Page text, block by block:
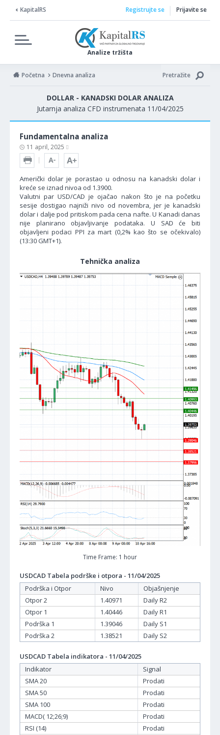
KapitalRS
Analize tržišta
Registrujte se Prijavite se
Početna Dnevna analiza Pretražite
DOLLAR - KANADSKI DOLAR ANALIZA
Jutarnja analiza CFD instrumenata 11/04/2025
Fundamentalna analiza
11 april, 2025
Američki dolar je porastao u odnosu na kanadski dolar i
kreće se iznad nivoa od 1.3900.
Valutni par USD/CAD je ojačao nakon što je na početku
sesije dostigao najniži nivo od novembra, jer je kanadski
dolar i dalje pod pritiskom pada cena nafte. U Kanadi danas
nije planirano objavljivanje podataka. U SAD će biti
objavljeni podaci PPI za mart (0,2% kao što se očekivalo)
(13:30 GMT+1).
Tehnička analiza
Time Frame: 1 hour
USDCAD Tabela podrške i otpora - 11/04/2025
Podrška i Otpor
Nivo
Objašnjenje
Otpor 2
1.40971
Daily R2
Otpor 1
1.40446
Daily R1
Podrška 1
1.39046
Daily S1
Podrška 2
1.38521 Daily S2
USDCAD Tabela indikatora - 11/04/2025
Indikator
Signal
SMA 20
Prodati
SMA 50
Prodati
SMA 100
Prodati
MACD( 12;26;9)
Prodati
RSI (14)
Prodati